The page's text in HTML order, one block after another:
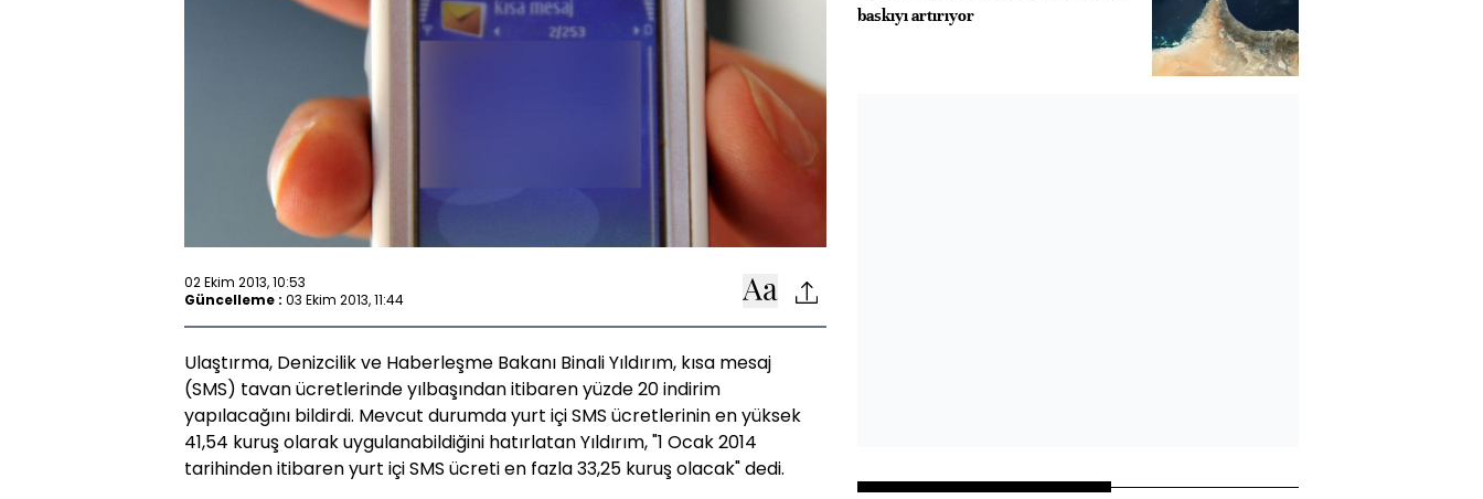
02 Ekim 2013, 10:53
Güncelleme : 03 Ekim 2013, 11:44
Ulaştırma, Denizcilik ve Haberleşme Bakanı Binali Yıldırım, kısa mesaj
(SMS) tavan ücretlerinde yılbaşından itibaren yüzde 20 indirim
yapılacağını bildirdi. Mevcut durumda yurt içi SMS ücretlerinin en yüksek
41,54 kuruş olarak uygulanabildiğini hatırlatan Yıldırım, "1 Ocak 2014
tarihinden itibaren yurt içi SMS ücreti en fazla 33,25 kuruş olacak" dedi.
baskıyı artırıyor